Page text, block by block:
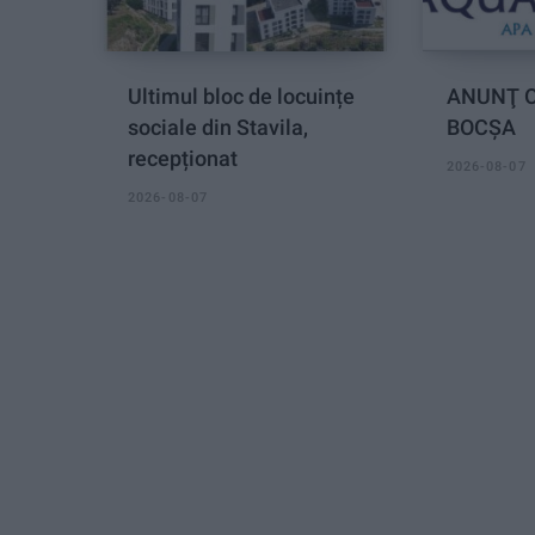
Ultimul bloc de locuințe
sociale din Stavila,
recepționat
2026-08-07
ANUNŢ
BOCȘA
2026-08-07